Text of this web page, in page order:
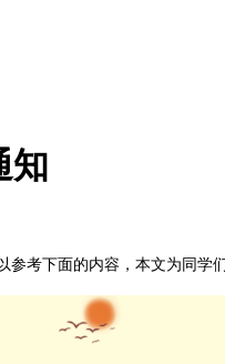
知
考下面的内容，本文为同